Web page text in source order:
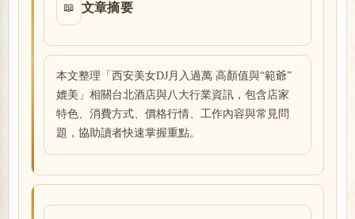
📖 文章摘要
本文整理「西安美女DJ月入過萬 高顏值與“範爺”
媲美」相關台北酒店與八大行業資訊，包含店家
特色、消費方式、價格行情、工作內容與常見問
題，協助讀者快速掌握重點。